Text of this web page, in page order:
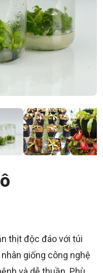
thịt độc đáo với túi
giống công nghệ